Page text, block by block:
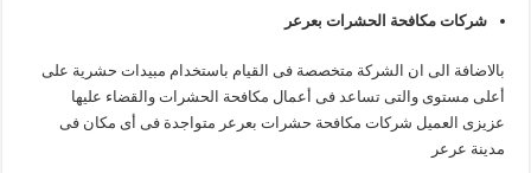
شركات مكافحة الحشرات بعرعر
بالاضافة الى ان الشركة متخصصة فى القيام باستخدام مبيدات حشرية على
أعلى مستوى والتى تساعد فى أعمال مكافحة الحشرات والقضاء عليها
عزيزى العميل شركات مكافحة حشرات بعرعر متواجدة فى أى مكان فى
مدينة عرعر